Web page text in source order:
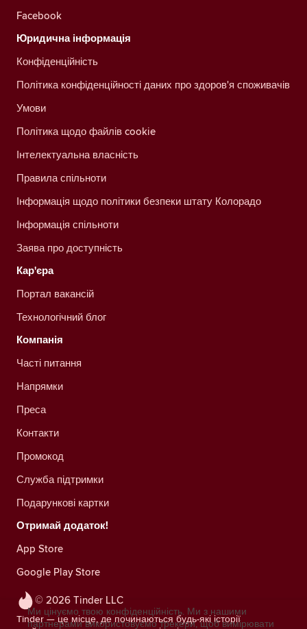
© 2026 Tinder LLC
Tinder — це місце, де починаються будь-які історії
Facebook
Юридична інформація
Конфіденційність
Політика конфіденційності даних про здоров'я споживачів
Умови
Політика щодо файлів cookie
Інтелектуальна власність
Правила спільноти
Інформація щодо політики безпеки штату Колорадо
Інформація спільноти
Заява про доступність
Кар'єра
Портал вакансій
Технологічний блог
Компанія
Часті питання
Напрямки
Преса
Контакти
Промокод
Служба підтримки
Подарункові картки
Отримай додаток!
App Store
Google Play Store
Ми цінуємо твою конфіденційність. Ми з нашими
партнерами використовуємо трекери, щоб вимірювати